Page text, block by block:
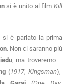
si è unito al filmKill
si è parlato la prima
. Non ci saranno più
, ma troveremo –
(1917,Kingsman),